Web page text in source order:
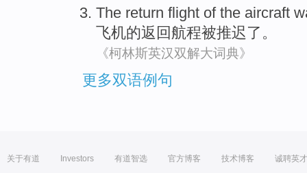
The return flight ofthe aircraft
飞机的返回 航程被推迟了 。
《柯林斯英汉双解大词典》
更多双语例句
关于有道 Investors 有道智选 官方博客 技术博客 诚聘英才